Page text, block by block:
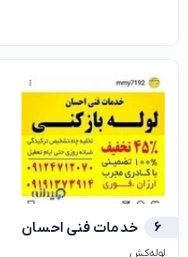
6 خدمات فنی احسان
لوله‌کش